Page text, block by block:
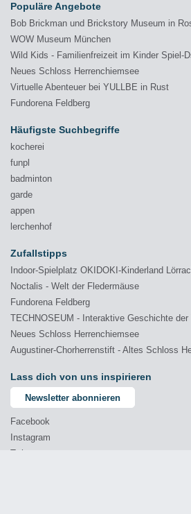
Populäre Angebote
Bob Brickman und Brickstory Museum in
WOW Museum München
Wild Kids - Familienfreizeit im Kinder Spiel-
Neues Schloss Herrenchiemsee
Virtuelle Abenteuer bei YULLBE in Rust
Fundorena Feldberg
Häufigste Suchbegriffe
kocherei
funpl
badminton
garde
appen
lerchenhof
Zufallstipps
Indoor-Spielplatz OKIDOKI-Kinderland
Noctalis - Welt der Fledermäuse
Fundorena Feldberg
TECHNOSEUM - Interaktive Geschichte der
Neues Schloss Herrenchiemsee
Augustiner-Chorherrenstift - Altes Schloss
Lass dich von uns inspirieren
Newsletter abonnieren
Facebook
Instagram
Twitter